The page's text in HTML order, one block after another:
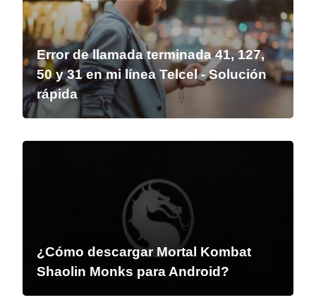
Error de llamada terminada 41, 127,
50 y 31 en mi línea Telcel - Solución
rápida
¿Cómo descargar Mortal Kombat
Shaolin Monks para Android?